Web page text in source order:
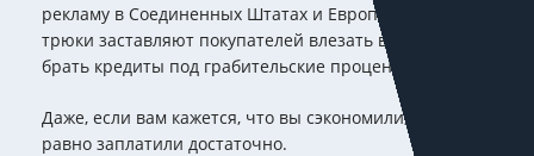
рекламу в Соединенных Штатах и Европе. Хитрые
трюки заставляют покупателей влезать в долги и
брать кредиты под грабительские проценты.
Даже, если вам кажется, что вы сэкономили, вы всё
равно заплатили достаточно.